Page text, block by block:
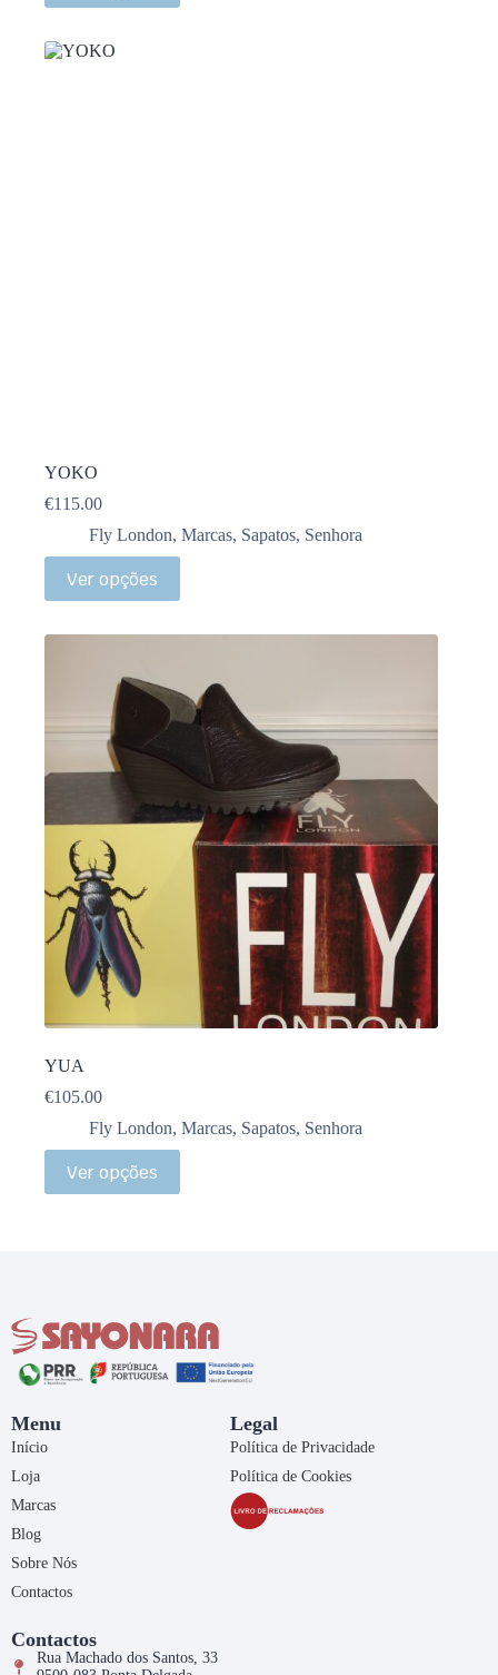
YOKO
€115.00
Fly London, Marcas, Sapatos, Senhora
Ver opções
YUA
€105.00
Fly London, Marcas, Sapatos, Senhora
Ver opções
Menu
Início
Loja
Marcas
Blog
Sobre Nós
Contactos
Legal
Política de Privacidade
Política de Cookies
Contactos
Rua Machado dos Santos, 33